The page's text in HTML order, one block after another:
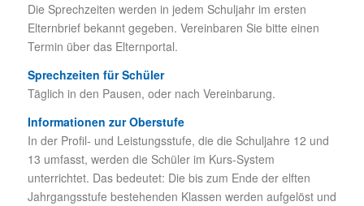
Die Sprechzeiten werden in jedem Schuljahr im ersten
Elternbrief bekannt gegeben. Vereinbaren Sie bitte einen
Termin über das Elternportal.
Sprechzeiten für Schüler
Täglich in den Pausen, oder nach Vereinbarung.
Informationen zur Oberstufe
In der Profil- und Leistungsstufe, die die Schuljahre 12 und
13 umfasst, werden die Schüler im Kurs-System
unterrichtet. Das bedeutet: Die bis zum Ende der elften
Jahrgangsstufe bestehenden Klassen werden aufgelöst und